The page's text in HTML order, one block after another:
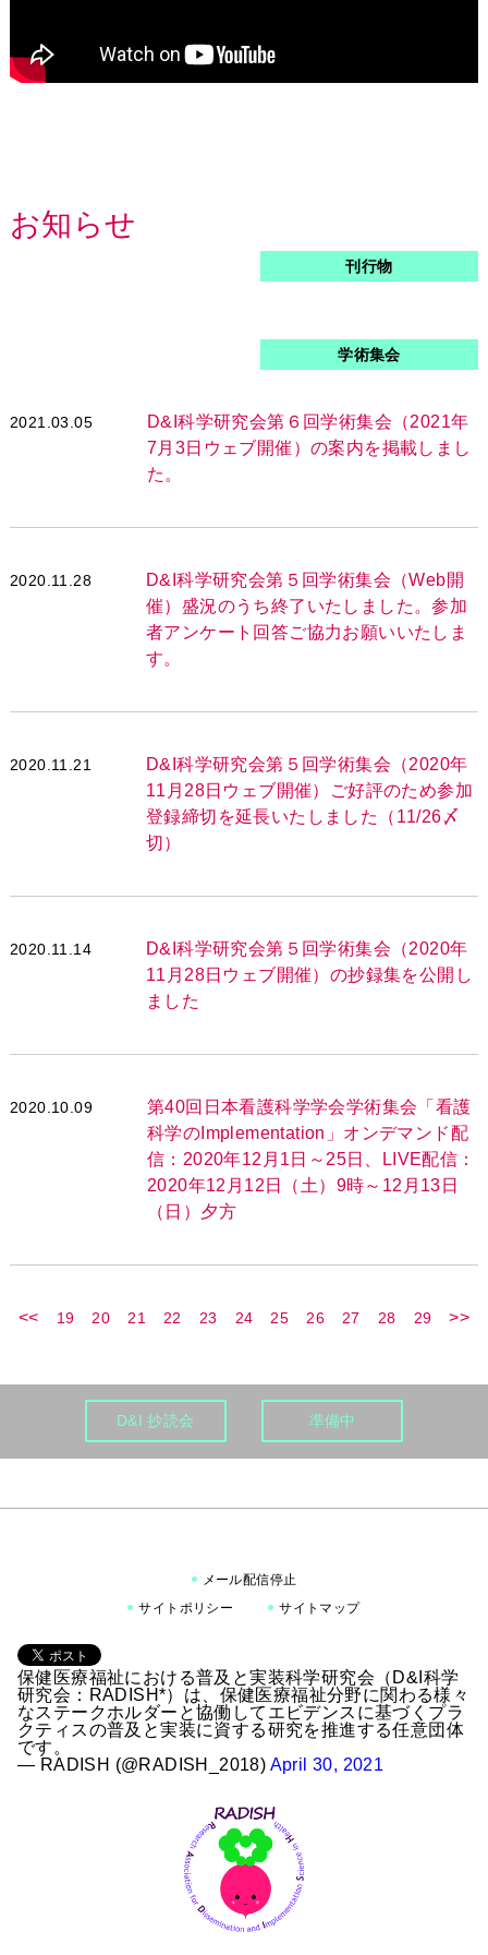
お知らせ
刊行物
学術集会
2021.03.05
D&I科学研究会第６回学術集会（2021年
7月3日ウェブ開催）の案内を掲載しまし
た。
2020.11.28
D&I科学研究会第５回学術集会（Web開
催）盛況のうち終了いたしました。参加
者アンケート回答ご協力お願いいたしま
す。
2020.11.21
D&I科学研究会第５回学術集会（2020年
11月28日ウェブ開催）ご好評のため参加
登録締切を延長いたしました（11/26〆
切）
2020.11.14
D&I科学研究会第５回学術集会（2020年
11月28日ウェブ開催）の抄録集を公開し
ました
2020.10.09
第40回日本看護科学学会学術集会「看護
科学のImplementation」オンデマンド配
信：2020年12月1日～25日、LIVE配信：
2020年12月12日（土）9時～12月13日
（日）夕方
<< 19 20 21 22 23 24 25 26 27 28 29 >>
D&I 抄読会 準備中
メール配信停止
サイトポリシー
サイトマップ
保健医療福祉における普及と実装科学研究会（D&I科学
研究会：RADISH*）は、保健医療福祉分野に関わる様々
なステークホルダーと協働してエビデンスに基づくプラ
クティスの普及と実装に資する研究を推進する任意団体
です。
— RADISH (@RADISH_2018) April 30, 2021